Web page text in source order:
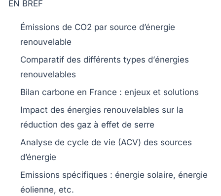
EN BREF
Émissions de CO2 par source d’énergie
renouvelable
Comparatif des différents types d’énergies
renouvelables
Bilan carbone en France : enjeux et solutions
Impact des énergies renouvelables sur la
réduction des gaz à effet de serre
Analyse de cycle de vie (ACV) des sources
d’énergie
Emissions spécifiques : énergie solaire, énergie
éolienne, etc.